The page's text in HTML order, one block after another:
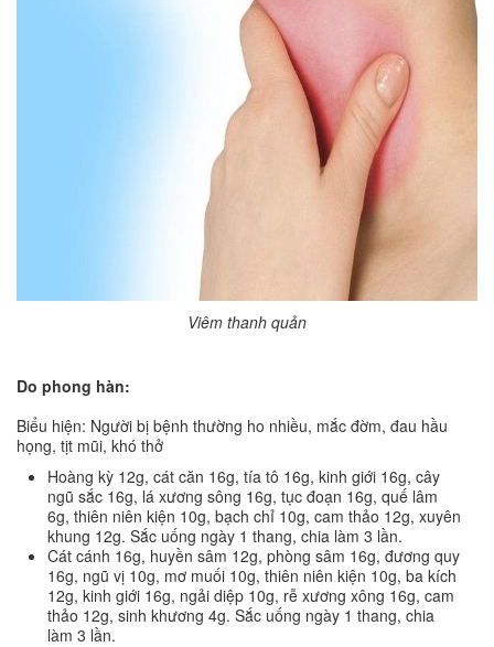
Viêm thanh quản
Do phong hàn:
Biểu hiện: Người bị bệnh thường ho nhiều, mắc đờm, đau hầu
họng, tịt mũi, khó thở
Hoàng kỳ 12g, cát căn 16g, tía tô 16g, kinh giới 16g, cây
ngũ sắc 16g, lá xương sông 16g, tục đoạn 16g, quế lâm
6g, thiên niên kiện 10g, bạch chỉ 10g, cam thảo 12g, xuyên
khung 12g. Sắc uống ngày 1 thang, chia làm 3 lần.
Cát cánh 16g, huyền sâm 12g, phòng sâm 16g, đương quy
16g, ngũ vị 10g, mơ muối 10g, thiên niên kiện 10g, ba kích
12g, kinh giới 16g, ngải diệp 10g, rễ xương xông 16g, cam
thảo 12g, sinh khương 4g. Sắc uống ngày 1 thang, chia
làm 3 lần.